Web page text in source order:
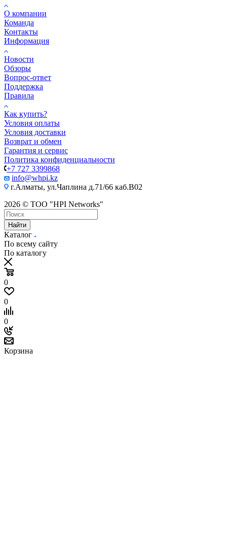
О компании
Команда
Контакты
Информация
Новости
Обзоры
Вопрос-ответ
Поддержка
Правила
Как купить?
Условия оплаты
Условия доставки
Возврат и обмен
Гарантия и сервис
Политика конфиденциальности
+7 727 3399868
info@whpi.kz
г.Алматы, ул.Чаплина д.71/66 каб.B02
2026 © ТОО "HPI Networks"
Найти
Каталог
По всему сайту
По каталогу
0
0
0
Корзина